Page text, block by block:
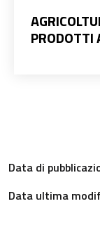
PRODOTTI
Data di
Data ultima